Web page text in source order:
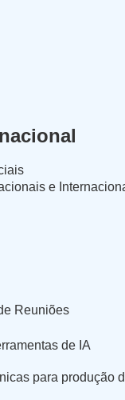
e
Reuniões
de IA
para produção